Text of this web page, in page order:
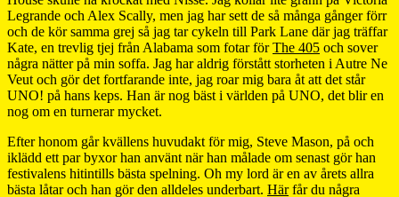
Legrande och Alex Scally, men jag har sett de så många gånger förr
och de kör samma grej så jag tar cykeln till Park Lane där jag träffar
Kate, en trevlig tjej från Alabama som fotar förThe 405 och sover
några nätter på min soffa. Jag har aldrig förstått storheten i Autre Ne
Veut och gör det fortfarande inte, jag roar mig bara åt att det står
UNO! på hans keps. Han är nog bäst i världen på UNO, det blir en
nog om en turnerar mycket.
Efter honom går kvällens huvudakt för mig, Steve Mason, på och
iklädd ett par byxor han använt när han målade om senast gör han
festivalens hitintills bästa spelning. Oh my lord är en av årets allra
bästa låtar och han gör den alldeles underbart. Härfår du några